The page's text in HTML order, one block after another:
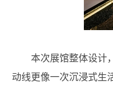
本次展馆整体设计
动线更像一次沉浸式生